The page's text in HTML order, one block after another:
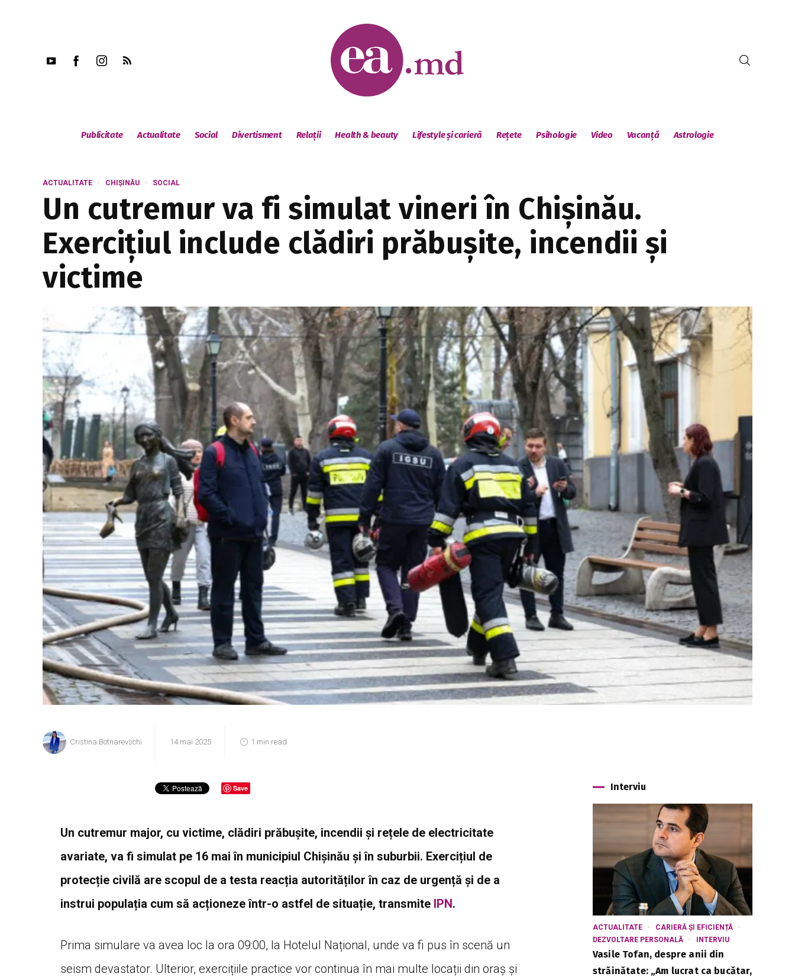
Publicitate Actualitate Social Divertisment Relații Health & beauty Lifestyle și carieră Rețete Psihologie Video Vacanță Astrologie
ACTUALITATE CHIȘINĂU SOCIAL
Un cutremur va fi simulat vineri în Chișinău.
Exercițiul include clădiri prăbușite, incendii și
victime
Cristina Botnarevschi 14 mai 2025 1 min read
Save
Un cutremur major, cu victime, clădiri prăbușite, incendii și rețele de electricitate
avariate, va fi simulat pe 16 mai în municipiul Chișinău și în suburbii. Exercițiul de
protecție civilă are scopul de a testa reacția autorităților în caz de urgență și de a
instrui populația cum să acționeze într-o astfel de situație, transmite IPN.
Prima simulare va avea loc la ora 09:00, la Hotelul Național, unde va fi pus în scenă un
seism devastator. Ulterior, exercițiile practice vor continua în mai multe locații din oraș și
Interviu
ACTUALITATE
CARIERĂ ȘI EFICIENȚĂ
DEZVOLTARE PERSONALĂ
INTERVIU
Vasile Tofan, despre anii din
străinătate: „Am lucrat ca bucătar,